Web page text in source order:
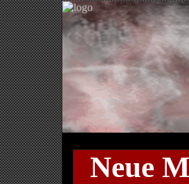
Neue